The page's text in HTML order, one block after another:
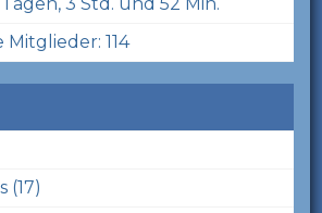
114
(17)